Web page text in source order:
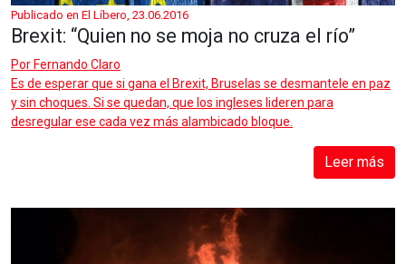
Publicado en El Líbero, 23.06.2016
Brexit: “Quien no se moja no cruza el río”
Por Fernando Claro
Es de esperar que si gana el Brexit, Bruselas se desmantele en paz
y sin choques. Si se quedan, que los ingleses lideren para
desregular ese cada vez más alambicado bloque.
Leer más